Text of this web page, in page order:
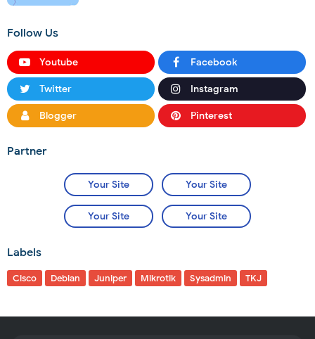
Follow Us
Youtube Facebook
Twitter Instagram
Blogger Pinterest
Partner
Your Site Your Site
Your Site Your Site
Labels
Cisco Debian Juniper Mikrotik Sysadmin TKJ